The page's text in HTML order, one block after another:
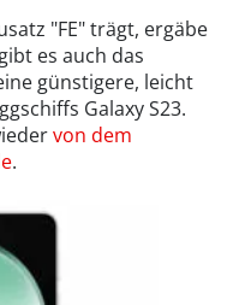
"FE" trägt, ergäbe
es auch das
günstigere, leicht
Galaxy S23.
von dem
.